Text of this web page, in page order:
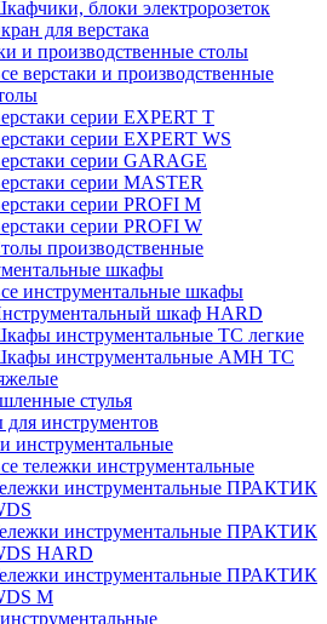
блоки электророзеток
для верстака
и производственные столы
верстаки и производственные
серии EXPERT T
серии EXPERT WS
серии GARAGE
серии MASTER
серии PROFI M
серии PROFI W
производственные
шкафы
инструментальные шкафы
шкаф HARD
инструментальные ТС легкие
инструментальные AMH TC
стулья
инструментов
инструментальные
тележки инструментальные
инструментальные ПРАКТИК
инструментальные ПРАКТИК
HARD
инструментальные ПРАКТИК
M